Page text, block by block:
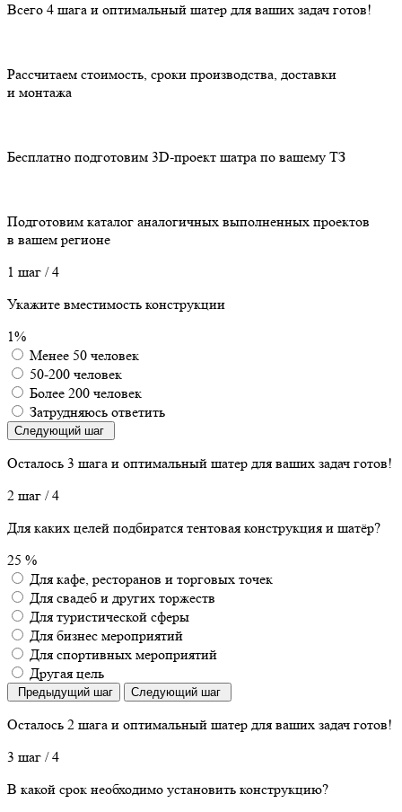
Всего 4 шага и оптимальный шатер для ваших задач готов!
Рассчитаем стоимость, сроки производства, доставки
и монтажа
Бесплатно подготовим 3D-проект шатра по вашему ТЗ
Подготовим каталог аналогичных выполненных проектов
в вашем регионе
1 шаг / 4
Укажите вместимость конструкции
1%
Менее 50 человек
50-200 человек
Более 200 человек
Затрудняюсь ответить
Следующий шаг
Осталось 3 шага и оптимальный шатер для ваших задач готов!
2 шаг / 4
Для каких целей подбиратся тентовая конструкция и шатёр?
25 %
Для кафе, ресторанов и торговых точек
Для свадеб и других торжеств
Для туристической сферы
Для бизнес мероприятий
Для спортивных мероприятий
Другая цель
Предыдущий шаг Следующий шаг
Осталось 2 шага и оптимальный шатер для ваших задач готов!
3 шаг / 4
В какой срок необходимо установить конструкцию?